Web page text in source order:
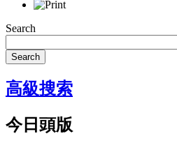
Search
Search
高級搜索
今日頭版